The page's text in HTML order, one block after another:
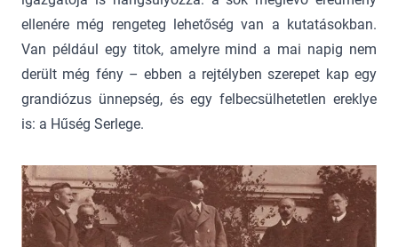
ellenére még rengeteg lehetőség van a kutatásokban.
Van például egy titok, amelyre mind a mai napig nem
derült még fény – ebben a rejtélyben szerepet kap egy
grandiózus ünnepség, és egy felbecsülhetetlen ereklye
is: a Hűség Serlege.